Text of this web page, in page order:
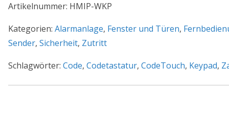
WKP
Menge
Artikelnummer: HMIP-WKP
Kategorien: Alarmanlage, Fenster und Türen,
Sender, Sicherheit, Zutritt
Schlagwörter: Code, Codetastatur, CodeTouch, Keypad,